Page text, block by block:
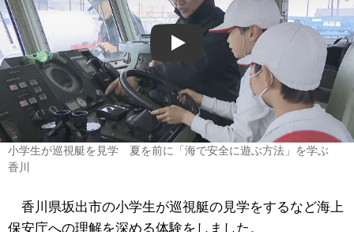
Play
小学生が巡視艇を見学 夏を前に「海で安全に遊ぶ方法」を学ぶ
香川
香川県坂出市の小学生が巡視艇の見学をするなど海上
保安庁への理解を深める体験をしました。